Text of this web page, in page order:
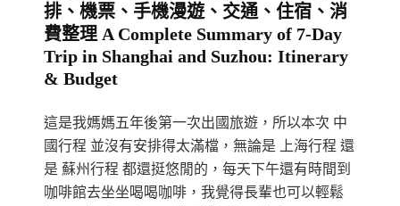
7
天
紀
錄
·
每
排、機票、手機漫遊、交通、住宿、消
費整理 A Complete Summary of 7-Day
Trip in Shanghai and Suzhou: Itinerary
& Budget
這是我媽媽五年後第一次出國旅遊，所以本次 中
國行程 並沒有安排得太滿檔，無論是 上海行程 還
是 蘇州行程 都還挺悠閒的，每天下午還有時間到
咖啡館去坐坐喝喝咖啡，我覺得長輩也可以輕鬆